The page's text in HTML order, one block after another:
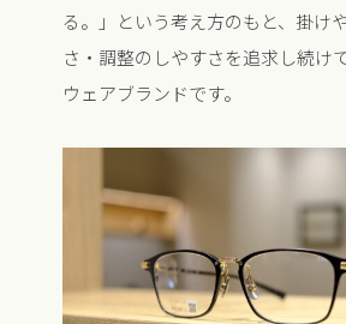
る。」という考え方のもと、掛け
さ・調整のしやすさを追求し続け
ウェアブランドです。